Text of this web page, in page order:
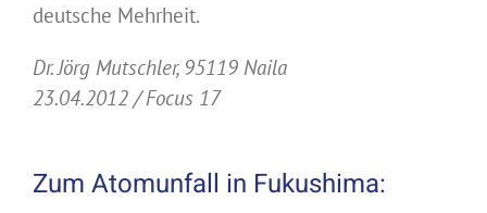
deutsche Mehrheit.
Dr. Jörg Mutschler, 95119 Naila
23.04.2012 / Focus 17
Zum Atomunfall in Fukushima: